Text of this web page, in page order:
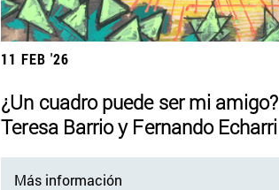
11 FEB '26
¿Un cuadro puede ser mi amigo?
Teresa Barrio y Fernando Echarri
Más información